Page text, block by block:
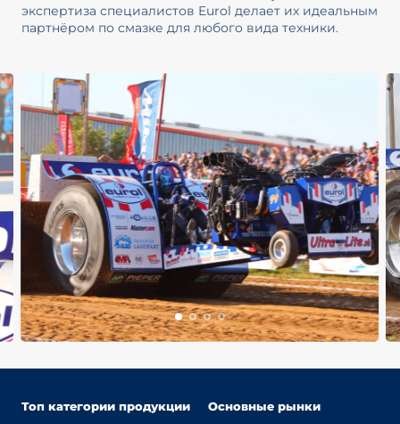
экспертиза специалистов Eurol делает их идеальным
партнёром по смазке для любого вида техники.
Топ категории продукции
Основные рынки